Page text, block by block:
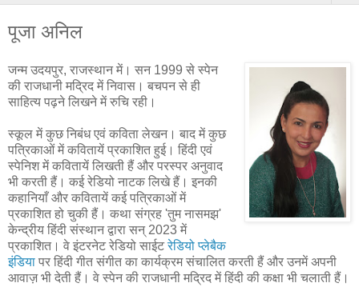
पूजा अनिल
जन्म उदयपुर, राजस्थान में। सन 1999 से स्पेन
की राजधानी मद्रिद में निवास। बचपन से ही
साहित्य पढ़ने लिखने में रुचि रही।
स्कूल में कुछ निबंध एवं कविता लेखन। बाद में कुछ
पत्रिकाओं में कवितायें प्रकाशित हुई। हिंदी एवं
स्पेनिश में कवितायें लिखती हैं और परस्पर अनुवाद
भी करती हैं। कई रेडियो नाटक लिखे हैं। इनकी
कहानियाँ और कवितायें कई पत्रिकाओं में
प्रकाशित हो चुकी हैं। कथा संग्रह 'तुम नासमझ'
केन्द्रीय हिंदी संस्थान द्वारा सन् 2023 में
प्रकाशित। वे इंटरनेट रेडियो साईटरेडियो प्लेबैक
इंडिया पर हिंदी गीत संगीत का कार्यक्रम संचालित करती हैं और उनमें अपनी
आवाज़ भी देती हैं। वे स्पेन की राजधानी मद्रिद में हिंदी की कक्षा भी चलाती हैं।